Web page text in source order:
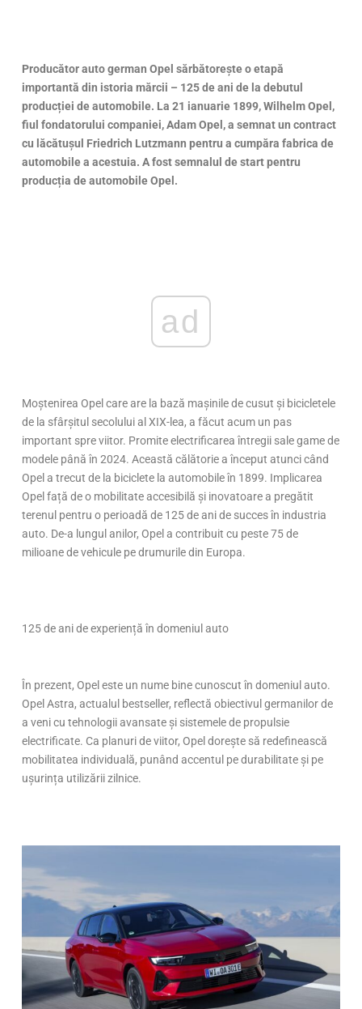
Producător auto german Opel sărbătorește o etapă
importantă din istoria mărcii – 125 de ani de la debutul
producției de automobile. La 21 ianuarie 1899, Wilhelm Opel,
fiul fondatorului companiei, Adam Opel, a semnat un contract
cu lăcătușul Friedrich Lutzmann pentru a cumpăra fabrica de
automobile a acestuia. A fost semnalul de start pentru
producția de automobile Opel.
ad
Moștenirea Opel care are la bază mașinile de cusut și bicicletele
de la sfârșitul secolului al XIX-lea, a făcut acum un pas
important spre viitor. Promite electrificarea întregii sale game de
modele până în 2024. Această călătorie a început atunci când
Opel a trecut de la biciclete la automobile în 1899. Implicarea
Opel față de o mobilitate accesibilă și inovatoare a pregătit
terenul pentru o perioadă de 125 de ani de succes în industria
auto. De-a lungul anilor, Opel a contribuit cu peste 75 de
milioane de vehicule pe drumurile din Europa.
125 de ani de experiență în domeniul auto
În prezent, Opel este un nume bine cunoscut în domeniul auto.
Opel Astra, actualul bestseller, reflectă obiectivul germanilor de
a veni cu tehnologii avansate și sistemele de propulsie
electrificate. Ca planuri de viitor, Opel dorește să redefinească
mobilitatea individuală, punând accentul pe durabilitate și pe
ușurința utilizării zilnice.